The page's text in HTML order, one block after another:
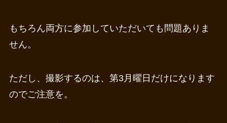
もちろん両方に参加していただいても問題ありま
せん。
ただし、撮影するのは、第3月曜日だけになります
のでご注意を。